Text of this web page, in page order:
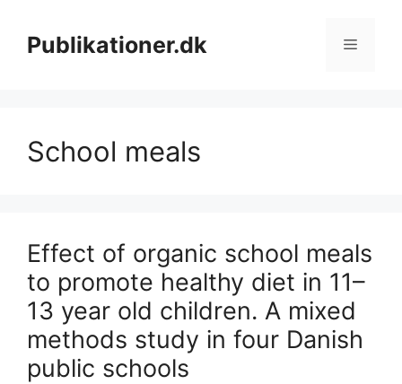
indholdPublikationer.dk Menu
School meals
Effect of organic school meals
to promote healthy diet in 11–
13 year old children. A mixed
methods study in four Danish
public schools